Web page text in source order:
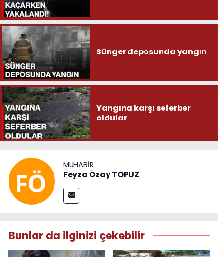
Sünger deposunda yangın
Yangına karşı seferber
oldular
MUHABIR
Feyza Özay TOPUZ
Bunlar da ilginizi çekebilir